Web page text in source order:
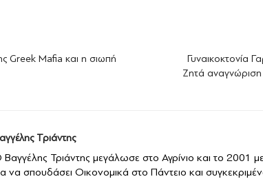
Greek Mafia και η σιωπή
Γυναικοκτονία
Ζητά
Τριάντης
Τριάντης μεγάλωσε στο Αγρίνιο και το 2001
να σπουδάσει Οικονομικά στο Πάντειο και